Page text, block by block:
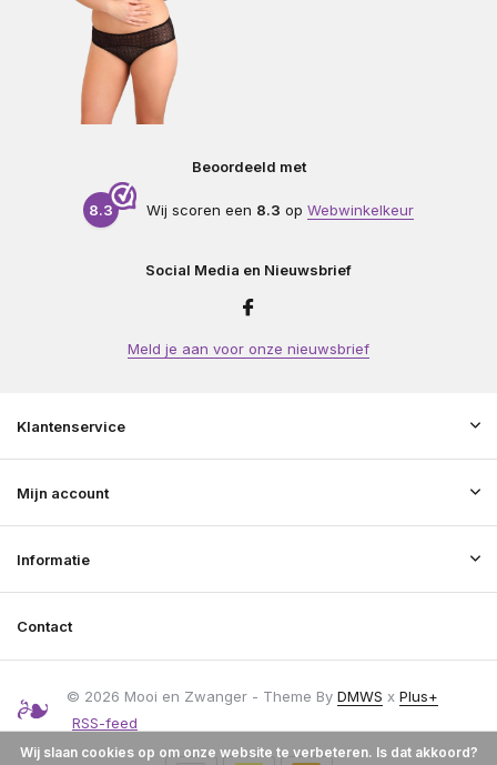
Beoordeeld met
8.3 Wij scoren een 8.3 op Webwinkelkeur
Social Media en Nieuwsbrief
Meld je aan voor onze nieuwsbrief
Klantenservice
Mijn account
Informatie
Contact
© 2026 Mooi en Zwanger - Theme By DMWS x Plus+
RSS-feed
Wij slaan cookies op om onze website te verbeteren. Is dat akkoord?